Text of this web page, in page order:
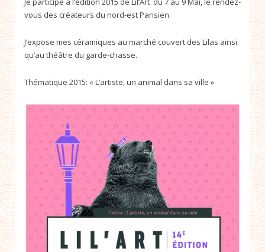
vous des créateurs du nord-est Parisien.
J’expose mes céramiques au marché couvert des Lilas ainsi
qu’au théâtre du garde-chasse.
Thématique 2015: « L’artiste, un animal dans sa ville »